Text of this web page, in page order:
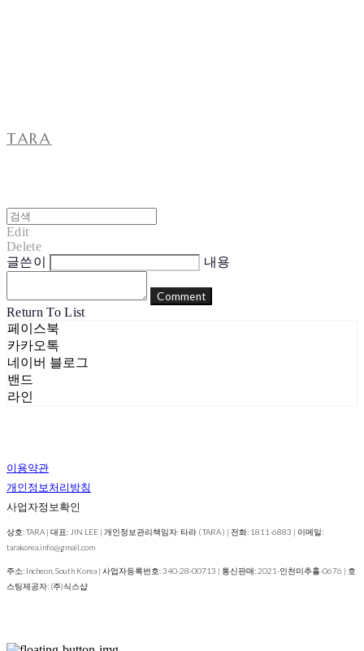
TARA
Edit
Delete
글쓴이
내용
Comment
Return To List
페이스북
카카오톡
네이버 블로그
밴드
라인
이용약관
개인정보처리방침
사업자정보확인
상호: TARA | 대표: JIN LEE | 개인정보관리책임자: 타라 ( TARA ) | 전화: 1811-6883 | 이메일:
tarakorea.info@gmail.com
주소: Incheon, South Korea | 사업자등록번호:340-28-00713 | 통신판매:2021-인천미추홀-0676 | 호
스팅제공자: (주)식스샵